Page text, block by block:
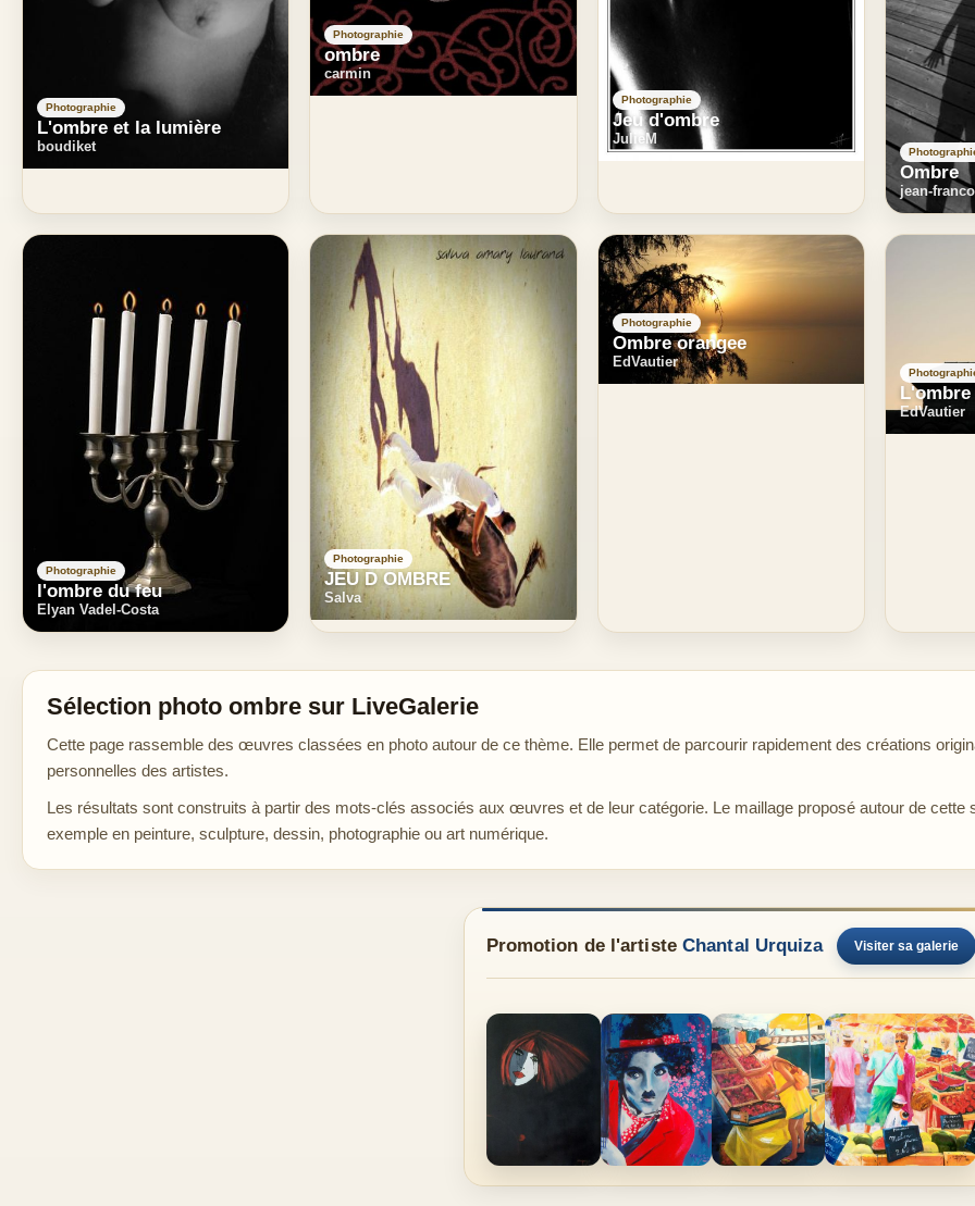
Photographie
L'ombre et la lumière
boudiket
Photographie
ombre
carmin
Photographie
Jeu d'ombre
JulieM
Ombre
jean-
Photographie
l'ombre du feu
Elyan Vadel-Costa
Photographie
JEU D OMBRE
Salva
Photographie
Ombre orangee
EdVautier
EdVautier
Sélection photo ombre sur LiveGalerie
Cette page rassemble des œuvres classées en photo autour de ce thème. Elle permet de parcourir rapidement des créations
personnelles des artistes.
Les résultats sont construits à partir des mots-clés associés aux œuvres et de leur catégorie. Le maillage proposé autour de
exemple en peinture, sculpture, dessin, photographie ou art numérique.
Promotion de l'artiste Chantal Urquiza Visiter sa galerie